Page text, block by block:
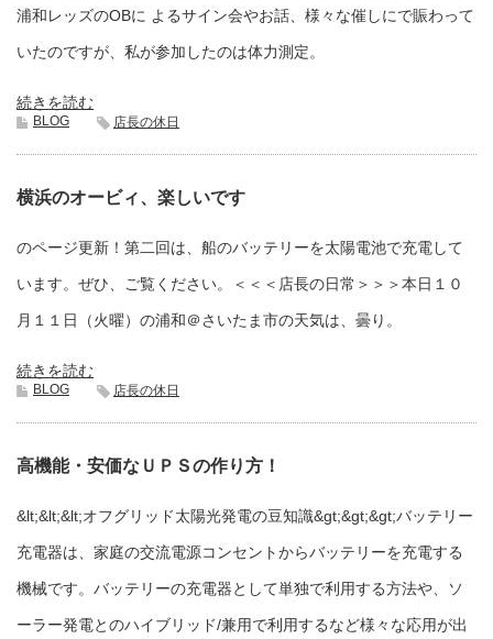
浦和レッズのOBに よるサイン会やお話、様々な催しにで賑わって
いたのですが、私が参加したのは体力測定。
続きを読む
BLOG 店長の休日
横浜のオービィ、楽しいです
のページ更新！第二回は、船のバッテリーを太陽電池で充電して
います。ぜひ、ご覧ください。＜＜＜店長の日常＞＞＞本日１０
月１１日（火曜）の浦和＠さいたま市の天気は、曇り。
続きを読む
BLOG 店長の休日
高機能・安価なＵＰＳの作り方！
&lt;&lt;&lt;オフグリッド太陽光発電の豆知識&gt;&gt;&gt;バッテリー
充電器は、家庭の交流電源コンセントからバッテリーを充電する
機械です。バッテリーの充電器として単独で利用する方法や、ソ
ーラー発電とのハイブリッド/兼用で利用するなど様々な応用が出